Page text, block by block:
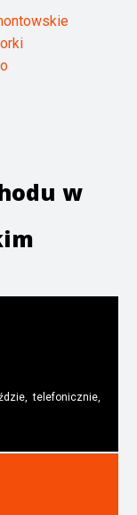
w
telefonicznie,